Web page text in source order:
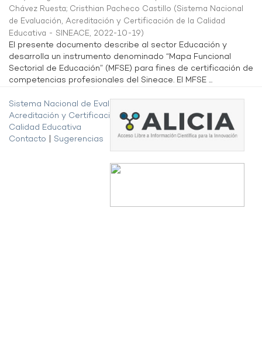
Chávez Ruesta; Cristhian Pacheco Castillo (Sistema Nacional
de Evaluación, Acreditación y Certificación de la Calidad
Educativa - SINEACE, 2022-10-19)
El presente documento describe al sector Educación y
desarrolla un instrumento denominado “Mapa Funcional
Sectorial de Educación” (MFSE) para fines de certificación de
competencias profesionales del Sineace. El MFSE ...
Sistema Nacional de Evaluación,
Acreditación y Certificación de la
Calidad Educativa
Contacto
Sugerencias